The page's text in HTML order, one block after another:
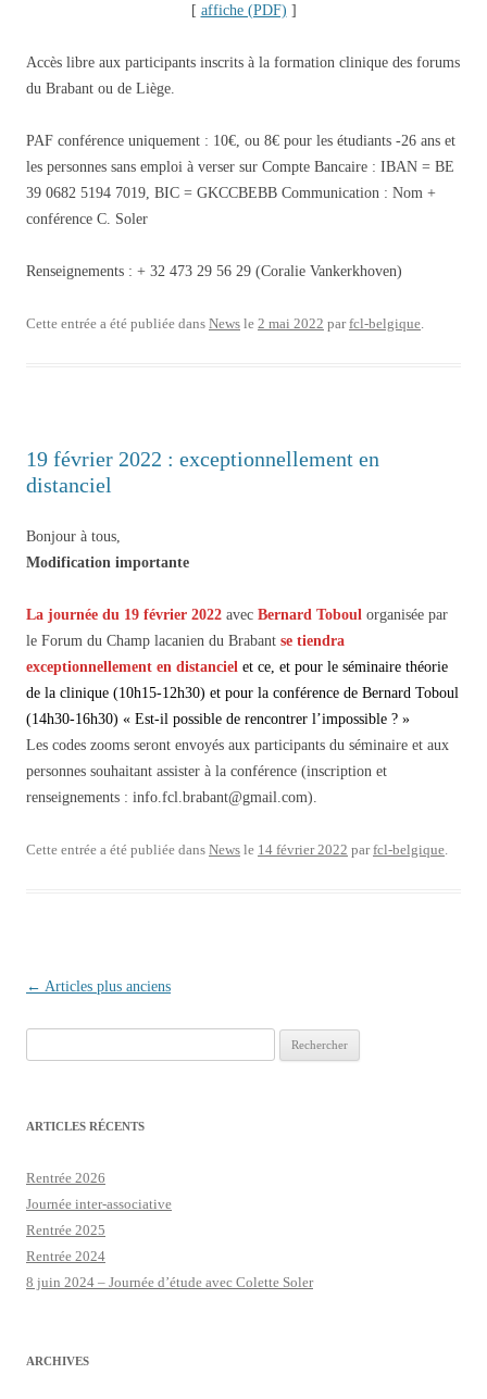
[ affiche (PDF) ]
Accès libre aux participants inscrits à la formation clinique des forums
du Brabant ou de Liège.
PAF conférence uniquement : 10€, ou 8€ pour les étudiants -26 ans et
les personnes sans emploi à verser sur Compte Bancaire : IBAN = BE
39 0682 5194 7019, BIC = GKCCBEBB Communication : Nom +
conférence C. Soler
Renseignements : + 32 473 29 56 29 (Coralie Vankerkhoven)
Cette entrée a été publiée dans News le 2 mai 2022 parfcl-belgique
19 février 2022 : exceptionnellement en
distanciel
Bonjour à tous,
Modification importante
La journée du 19 février 2022 avec Bernard Toboul organisée par
le Forum du Champ lacanien du Brabant se tiendra
exceptionnellement en distanciel et ce, et pour le séminaire théorie
de la clinique (10h15-12h30) et pour la conférence de Bernard Toboul
(14h30-16h30) « Est-il possible de rencontrer l’impossible ? »
Les codes zooms seront envoyés aux participants du séminaire et aux
personnes souhaitant assister à la conférence (inscription et
renseignements : info.fcl.brabant@gmail.com).
Cette entrée a été publiée dans News le 14 février 2022 parfcl-belgique
Navigation des articles
← Articles plus anciens
ARTICLES RÉCENTS
Rentrée 2026
Journée inter-associative
Rentrée 2025
Rentrée 2024
8 juin 2024 – Journée d’étude avec Colette Soler
ARCHIVES